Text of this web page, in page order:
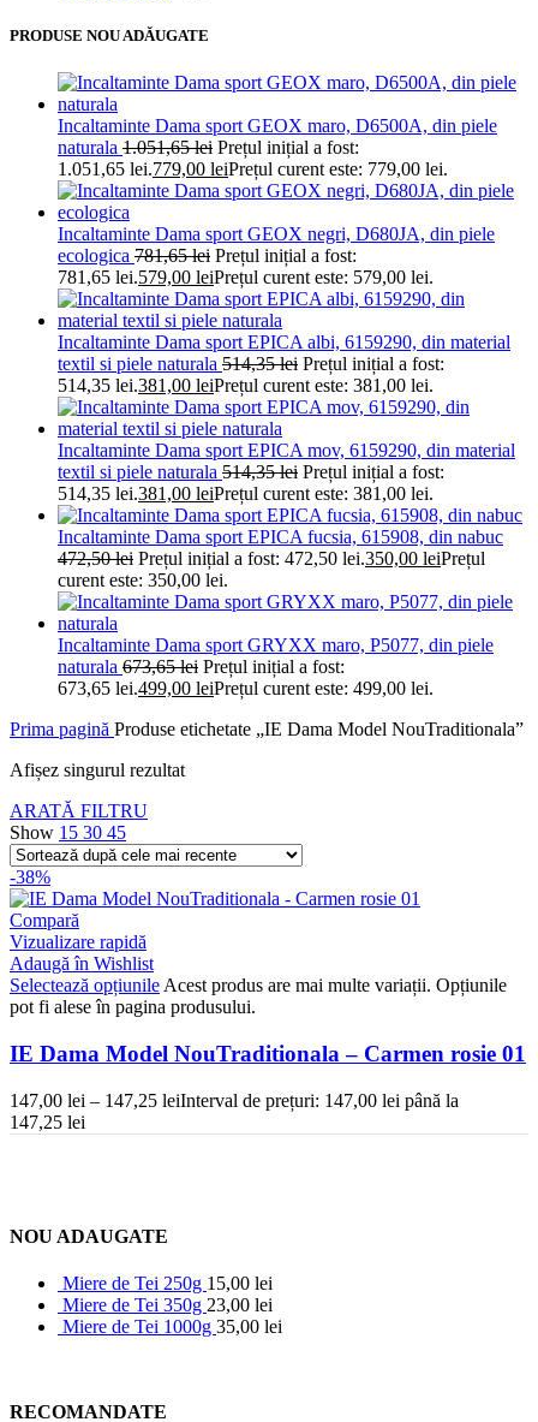
PRODUSE NOU ADĂUGATE
Incaltaminte Dama sport GEOX maro, D6500A, din piele
naturala 1.051,65lei Prețul inițial a fost:
1.051,65 lei.779,00 leiPrețul curent este: 779,00 lei.
Incaltaminte Dama sport GEOX negri, D680JA, din piele
ecologica 781,65lei Prețul inițial a fost:
781,65 lei.579,00 leiPrețul curent este: 579,00 lei.
Incaltaminte Dama sport EPICA albi, 6159290, din material
textil si piele naturala 514,35lei Prețul inițial a fost:
514,35 lei.381,00 leiPrețul curent este: 381,00 lei.
Incaltaminte Dama sport EPICA mov, 6159290, din material
textil si piele naturala 514,35lei Prețul inițial a fost:
514,35 lei.381,00 leiPrețul curent este: 381,00 lei.
Incaltaminte Dama sport EPICA fucsia, 615908, din nabuc
472,50lei Prețul inițial a fost: 472,50 lei.350,00 leiPrețul
curent este: 350,00 lei.
Incaltaminte Dama sport GRYXX maro, P5077, din piele
naturala 673,65lei Prețul inițial a fost:
673,65 lei.499,00 leiPrețul curent este: 499,00 lei.
Prima pagină Produse etichetate „IE Dama Model NouTraditionala”
Afișez singurul rezultat
ARATĂ FILTRU
Show 15 30 45
-38%
Compară
Vizualizare rapidă
Adaugă în Wishlist
Selectează opțiunile Acest produs are mai multe variații. Opțiunile
pot fi alese în pagina produsului.
IE Dama Model NouTraditionala – Carmen rosie 01
147,00 lei – 147,25 leiInterval de prețuri: 147,00 lei până la
147,25 lei
NOU ADAUGATE
Miere de Tei 250g 15,00 lei
Miere de Tei 350g 23,00 lei
Miere de Tei 1000g 35,00 lei
RECOMANDATE